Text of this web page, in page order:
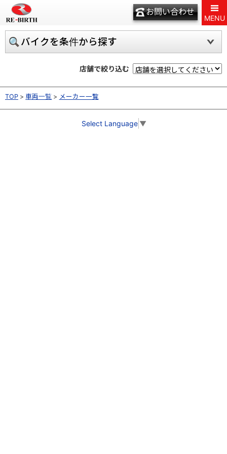
お問い合わせ
MENU
バイクを条件から探す
店舗で絞り込む
TOP 車両一覧 メーカー一覧
Select Language ▼